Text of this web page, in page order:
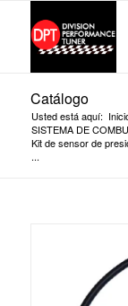
Catálogo
Usted está aquí:
SISTEMA DE
Kit de sensor de
...